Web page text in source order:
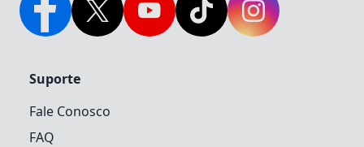
FacebookTwitter YouTubeTikTok Instagram
Suporte
Fale Conosco
FAQ